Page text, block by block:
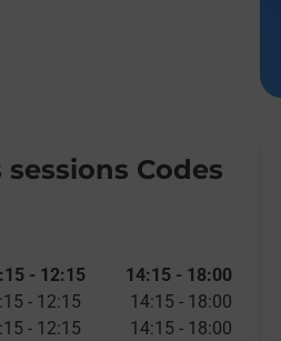
sessions Codes
- 12:15 14:15 - 18:00
- 12:15 14:15 - 18:00
- 12:15 14:15 - 18:00